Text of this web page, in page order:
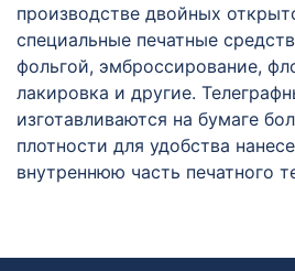
производстве двойных
специальные печатные
фольгой, эмброссирование,
лакировка и другие.
изготавливаются на бумаге
плотности для удобства
внутреннюю часть печатного